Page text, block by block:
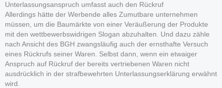
Unterlassungsanspruch umfasst auch den Rückruf
Allerdings hätte der Werbende alles Zumutbare unternehmen
müssen, um die Baumärkte von einer Veräußerung der Produkte
mit den wettbewerbswidrigen Slogan abzuhalten. Und dazu zähle
nach Ansicht des BGH zwangsläufig auch der ernsthafte Versuch
eines Rückrufs seiner Waren. Selbst dann, wenn ein etwaiger
Anspruch auf Rückruf der bereits vertriebenen Waren nicht
ausdrücklich in der strafbewehrten Unterlassungserklärung erwähnt
wird.